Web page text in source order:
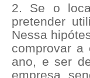
2. Se o
pretender
Nessa
comprovar a
ano, e ser
empresa,